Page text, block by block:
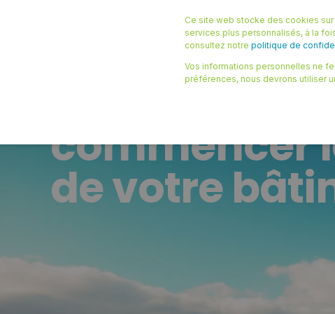
Ce site web stocke des cookies
services plus personnalisés, à la
consultez notre politique de
Vos informations personnelles ne
préférences, nous devrons utiliser
NOS SOLUTIONS NOS
31/01/2023 09:35 7 MIN À LIRE
Loi Climat
commencer
de votre